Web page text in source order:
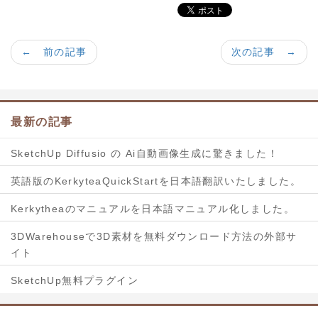
次の記事 →
← 前の記事
最新の記事
SketchUp Diffusio の Ai自動画像生成に驚きました！
英語版のKerkyteaQuickStartを日本語翻訳いたしました。
Kerkytheaのマニュアルを日本語マニュアル化しました。
3DWarehouseで3D素材を無料ダウンロード方法の外部サ
イト
SketchUp無料プラグイン